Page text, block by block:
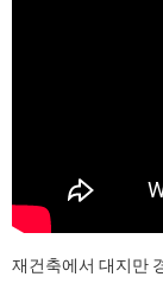
재건축에서 대지만